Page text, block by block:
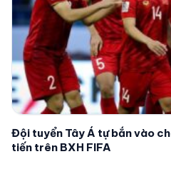
Đội tuyển Tây Á tự bắn vào
tiến trên BXH FIFA